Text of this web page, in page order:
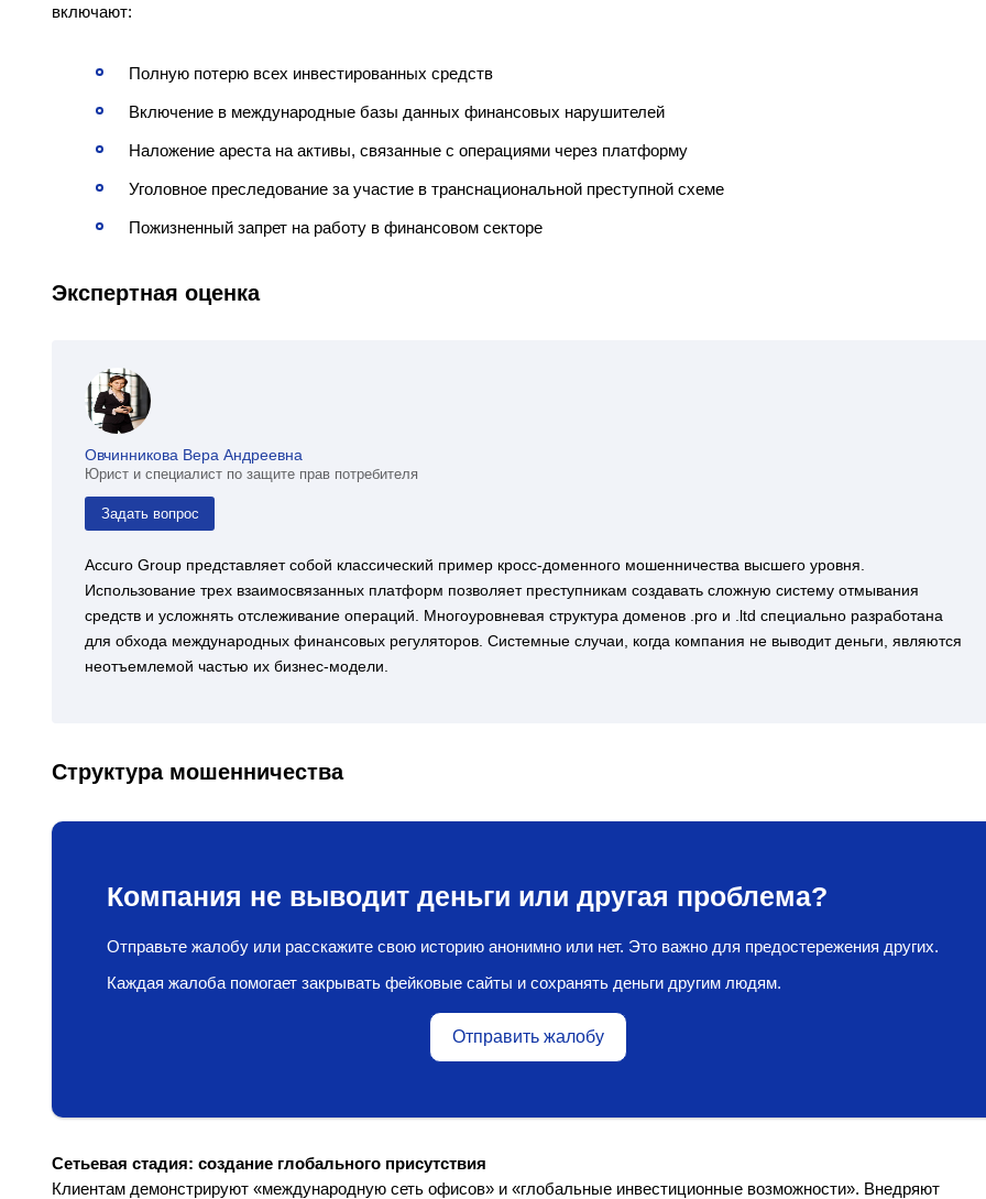
включают:
Полную потерю всех инвестированных средств
Включение в международные базы данных финансовых нарушителей
Наложение ареста на активы, связанные с операциями через платформу
Уголовное преследование за участие в транснациональной преступной схеме
Пожизненный запрет на работу в финансовом секторе
Экспертная оценка
Овчинникова Вера Андреевна
Юрист и специалист по защите прав потребителя
Задать вопрос
Accuro Group представляет собой классический пример кросс-доменного мошенничества высшего уровня.
Использование трех взаимосвязанных платформ позволяет преступникам создавать сложную систему отмывания
средств и усложнять отслеживание операций. Многоуровневая структура доменов .pro и .ltd специально разработана
для обхода международных финансовых регуляторов. Системные случаи, когда компания не выводит деньги, являются
неотъемлемой частью их бизнес-модели.
Структура мошенничества
Компания не выводит деньги или другая проблема?
Отправьте жалобу или расскажите свою историю анонимно или нет. Это важно для предостережения других.
Каждая жалоба помогает закрывать фейковые сайты и сохранять деньги другим людям.
Отправить жалобу
Сетьевая стадия: создание глобального присутствия
Клиентам демонстрируют «международную сеть офисов» и «глобальные инвестиционные возможности». Внедряют